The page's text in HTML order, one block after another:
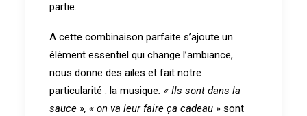
partie.
A cette combinaison parfaite s’ajoute un
élément essentiel qui change l’ambiance,
nous donne des ailes et fait notre
particularité : la musique. « Ils sont dans la
sauce », « on va leur faire ça cadeau » sont